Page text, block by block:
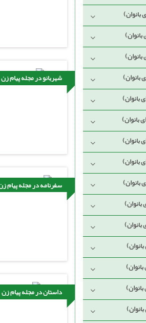
شهربانو در مجله پیام زن
سفرنامه در مجله پیام
داستان در مجله پیام زن